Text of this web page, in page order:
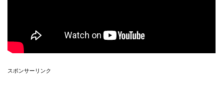
スポンサーリンク